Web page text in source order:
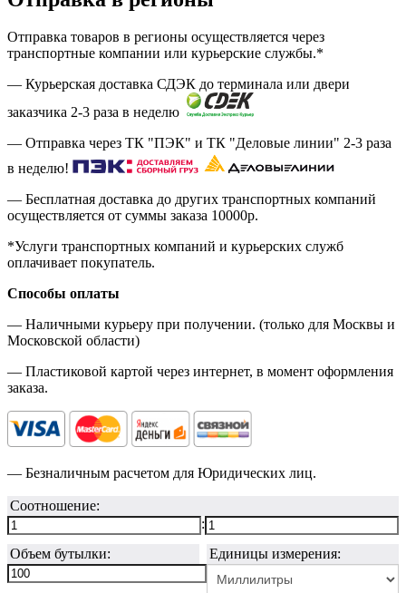
Отправка товаров в регионы осуществляется через
транспортные компании или курьерские службы.*
— Курьерская доставка СДЭК до терминала или двери
заказчика 2-3 раза в неделю
— Отправка через ТК "ПЭК" и ТК "Деловые линии" 2-3 раза
в неделю!
— Бесплатная доставка до других транспортных компаний
осуществляется от суммы заказа 10000р.
*Услуги транспортных компаний и курьерских служб
оплачивает покупатель.
Способы оплаты
— Наличными курьеру при получении. (только для Москвы и
Московской области)
— Пластиковой картой через интернет, в момент оформления
заказа.
— Безналичным расчетом для Юридических лиц.
Соотношение:
:
Объем бутылки:
Единицы измерения: